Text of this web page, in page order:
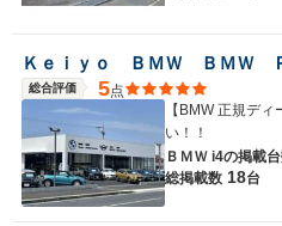
総合評価 5点
【BMW 正規デ
い！！
ＢＭＷ i4の掲載
総掲載数 18台